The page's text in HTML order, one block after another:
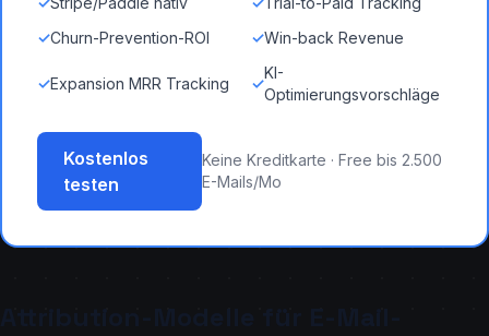
✓Churn-Prevention-ROI ✓Win-back Revenue
✓Expansion MRR Tracking ✓
KI-
Optimierungsvorschläge
Kostenlos
testen
Keine Kreditkarte · Free bis 2.500
E-Mails/Mo